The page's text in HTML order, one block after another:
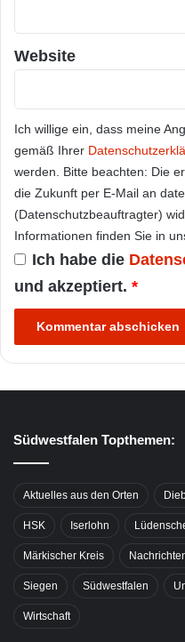
Website
Ich willige ein, dass meine
gemäß Ihrer
werden. Bitte beachten: Die
die Zukunft per E-Mail an
(Datenschutzbeauftragter)
Informationen finden Sie in
Ich habe die
und akzeptiert. *
Südwestfalen Topthemen:
Aktuelles aus den Orten
HSK Iserlohn
Märkischer Kreis
Siegen Südwestfalen
Wirtschaft